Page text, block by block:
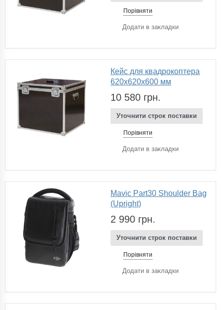
Порівняти
Додати в закладки
Кейс для квадрокоптера
620х620х600 мм
10 580 грн.
Уточнити строк поставки
Порівняти
Додати в закладки
Mavic Part30 Shoulder Bag
(Upright)
2 990 грн.
Уточнити строк поставки
Порівняти
Додати в закладки